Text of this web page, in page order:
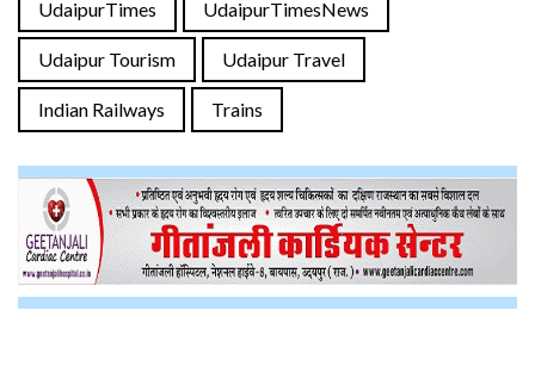
UdaipurTimes UdaipurTimesNews
Udaipur Tourism Udaipur Travel
Indian Railways Trains